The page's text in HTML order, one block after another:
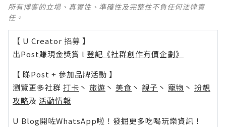
所有博客的立場、真實性、準確性及完整性不負任何法律責
任。
【 U Creator 招募 】
出Post賺現金獎賞 l 登記《社群創作有價企劃》
【 睇Post + 參加品牌活動 】
瀏覽更多社群 打卡 丶 旅遊 丶 美食 丶 親子 丶 寵物 丶 扮靚
攻略及 活動情報
U Blog開咗WhatsApp啦！發掘更多吃喝玩樂資訊！